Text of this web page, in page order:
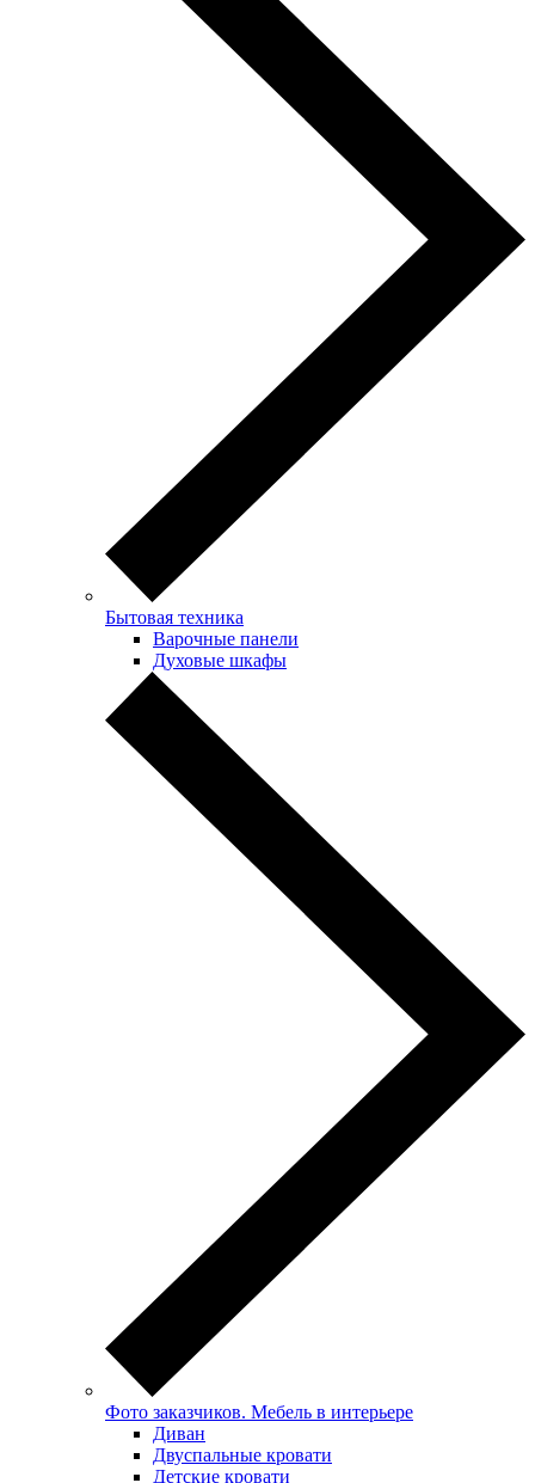
Бытовая техника
Варочные панели
Духовые шкафы
Фото заказчиков. Мебель в интерьере
Диван
Двуспальные кровати
Детские кровати